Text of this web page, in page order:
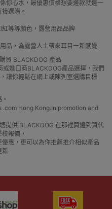
你心水，最優惠價格想要邊款就邊一
選購。
等等顏色，露營用品品牌
品，為露營人士帶來耳目一新感覺
買 BLACKDOG 產品
進口商BLACKDOG產品選擇，我們
讓你輕鬆在網上或陳列室選購目標
Hong Kong.In promotion and
提供 BLACKDOG 在那裡買邊到買代
報價，
惠，更可以為你推薦推介相似產品
新